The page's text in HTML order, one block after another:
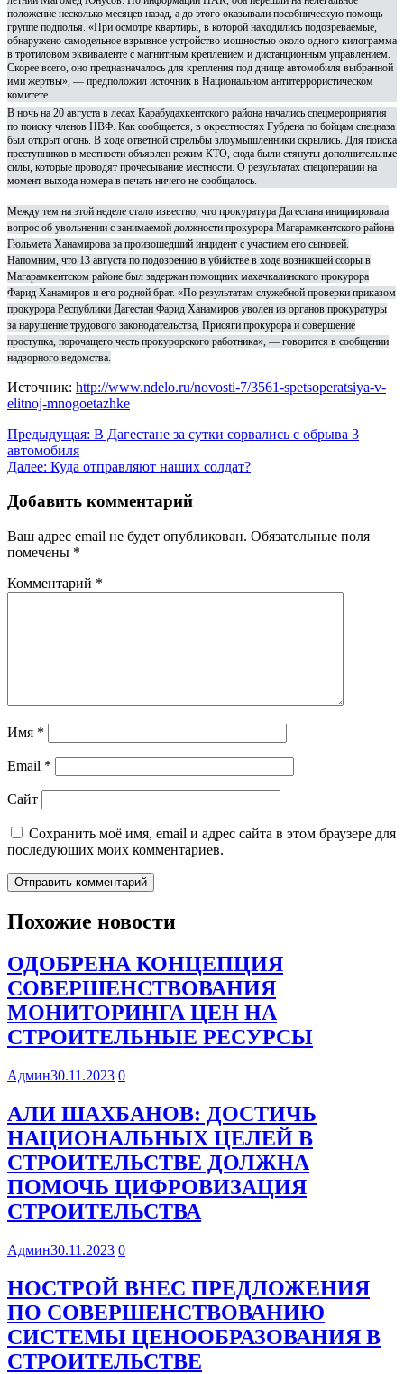
положение несколько месяцев назад, а до этого оказывали пособническую помощь
группе подполья. «При осмотре квартиры, в которой находились подозреваемые,
обнаружено самодельное взрывное устройство мощностью около одного килограмма
в тротиловом эквиваленте с магнитным креплением и дистанционным управлением.
Скорее всего, оно предназначалось для крепления под днище автомобиля выбранной
ими жертвы», — предположил источник в Национальном антитеррористическом
комитете.
В ночь на 20 августа в лесах Карабудахкентского района начались спецмероприятия
по поиску членов НВФ. Как сообщается, в окрестностях Губдена по бойцам спецназа
был открыт огонь. В ходе ответной стрельбы злоумышленники скрылись. Для поиска
преступников в местности объявлен режим КТО, сюда были стянуты дополнительные
силы, которые проводят прочесывание местности. О результатах спецоперации на
момент выхода номера в печать ничего не сообщалось.
Между тем на этой неделе стало известно, что прокуратура Дагестана инициировала
вопрос об увольнении с занимаемой должности прокурора Магарамкентского района
Гюльмета Ханамирова за произошедший инцидент с участием его сыновей.
Напомним, что 13 августа по подозрению в убийстве в ходе возникшей ссоры в
Магарамкентском районе был задержан помощник махачкалинского прокурора
Фарид Ханамиров и его родной брат. «По результатам служебной проверки приказом
прокурора Республики Дагестан Фарид Ханамиров уволен из органов прокуратуры
за нарушение трудового законодательства, Присяги прокурора и совершение
проступка, порочащего честь прокурорского работника», — говорится в сообщении
надзорного ведомства.
Источник: http://www.ndelo.ru/novosti-7/3561-spetsoperatsiya-v-
elitnoj-mnogoetazhke
Навигация
по
Предыдущая: В Дагестане за сутки сорвались с обрыва 3
автомобиля
Далее: Куда отправляют наших солдат?
Добавить комментарий
Ваш адрес email не будет опубликован. Обязательные поля
помечены *
Комментарий *
Имя *
Email *
Сайт
Сохранить моё имя, email и адрес сайта в этом браузере для
последующих моих комментариев.
Похожие новости
ОДОБРЕНА КОНЦЕПЦИЯ
СОВЕРШЕНСТВОВАНИЯ
МОНИТОРИНГА ЦЕН НА
СТРОИТЕЛЬНЫЕ РЕСУРСЫ
Админ30.11.2023 0
АЛИ ШАХБАНОВ: ДОСТИЧЬ
НАЦИОНАЛЬНЫХ ЦЕЛЕЙ В
СТРОИТЕЛЬСТВЕ ДОЛЖНА
ПОМОЧЬ ЦИФРОВИЗАЦИЯ
СТРОИТЕЛЬСТВА
Админ30.11.2023 0
НОСТРОЙ ВНЕС ПРЕДЛОЖЕНИЯ
ПО СОВЕРШЕНСТВОВАНИЮ
СИСТЕМЫ ЦЕНООБРАЗОВАНИЯ В
СТРОИТЕЛЬСТВЕ